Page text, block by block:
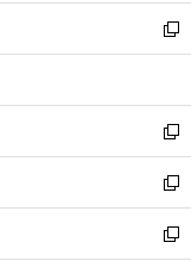
く
で
開
ン
ド
ウ
開
く
ウ
ィ
ン
ウ
で
開
く
し
い
ウ
ン
ド
ウ
で
開
く
新
し
ウ
ィ
ン
ド
ウ
で
新
し
い
ウ
ィ
新
し
い
新